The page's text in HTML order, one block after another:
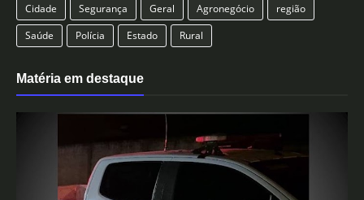
Cidade Segurança Geral Agronegócio
região
Saúde
Polícia Estado Rural
Matéria em destaque